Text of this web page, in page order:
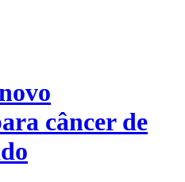
câncer de